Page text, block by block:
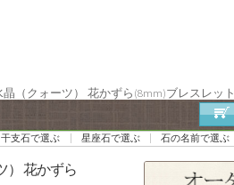
（クォーツ） 花かずら(8mm)ブレスレット
干支石で選ぶ 星座石で選ぶ 石の名前で選ぶ
） 花かずら